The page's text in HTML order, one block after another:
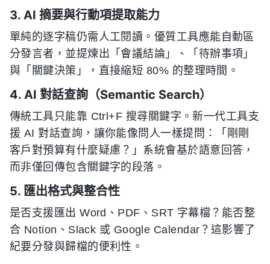
3. AI 摘要與行動項提取能力
單純的逐字稿仍需人工閱讀。優質工具應能自動區
分發言者，並提煉出「會議結論」、「待辦事項」
與「關鍵決策」，直接縮短 80% 的整理時間。
4. AI 對話查詢（Semantic Search）
傳統工具只能靠 Ctrl+F 搜尋關鍵字。新一代工具支
援 AI 對話查詢，讓你能像問人一樣提問：「剛剛
客戶對預算有什麼疑慮？」系統會基於語意回答，
而非僅回傳包含關鍵字的段落。
5. 匯出格式與整合性
是否支援匯出 Word、PDF、SRT 字幕檔？能否整
合 Notion、Slack 或 Google Calendar？這影響了
紀要分發與歸檔的便利性。